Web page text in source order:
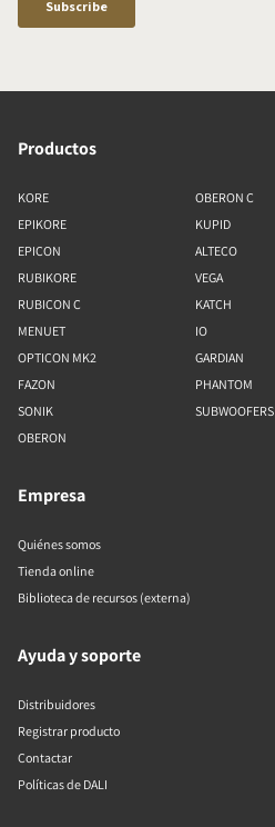
Productos
KORE
EPIKORE
EPICON
RUBIKORE
RUBICON C
MENUET
OPTICON MK2
FAZON
SONIK
OBERON
OBERON C
KUPID
ALTECO
VEGA
KATCH
IO
GARDIAN
PHANTOM
SUBWOOFERS
Empresa
Quiénes somos
Tienda online
Biblioteca de recursos (externa)
Ayuda y soporte
Distribuidores
Registrar producto
Contactar
Políticas de DALI